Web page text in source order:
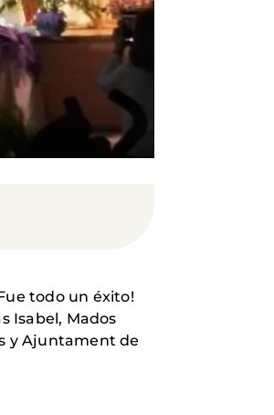
todo un éxito!
Isabel, Mados
y Ajuntament de